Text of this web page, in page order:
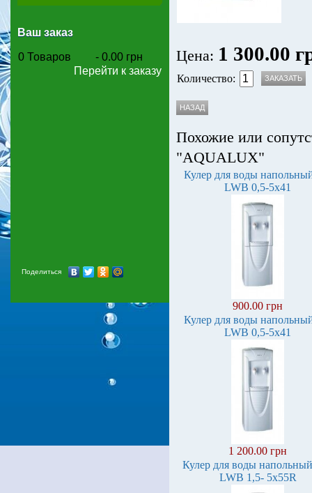
Ваш заказ
0 Товаров - 0.00 грн
Перейти к заказу
Поделиться
Цена: 1 300.00
Количество:
Похожие или
"AQUALUX"
Кулер для воды
LWB 0,5-5x41
900.00 грн
Кулер для воды
LWB 0,5-5x41
1 200.00 грн
Кулер для воды
LWB 1,5- 5x55R